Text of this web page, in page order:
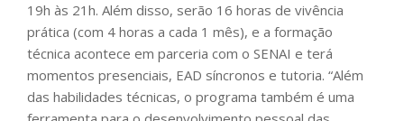
19h às 21h. Além disso, serão 16 horas de vivência
prática (com 4 horas a cada 1 mês), e a formação
técnica acontece em parceria com o SENAI e terá
momentos presenciais, EAD síncronos e tutoria. “Além
das habilidades técnicas, o programa também é uma